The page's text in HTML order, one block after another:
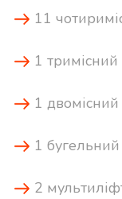
11
1
1
1
2